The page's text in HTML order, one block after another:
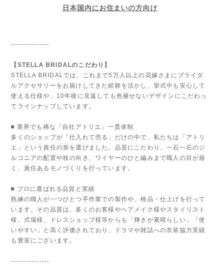
日本国内にお住まいの方向け
---------------
【STELLA BRIDALのこだわり】
STELLA BRIDALでは、これまで5万人以上の花嫁さまにブライダ
ルアクセサリーをお届けしてきた経験を活かし、挙式中も安心して
使える仕様や、10年後に見返しても色褪せないデザインにこだわっ
てラインナップしています。
■ 業界でも稀な「自社アトリエ」一貫体制
多くのショップが「仕入れて売る」だけの中で、私たちは「アトリ
エ」という責任の形を選びました。品質にこだわり、一石一石のジ
ルコニアの配置や枝の向き、ワイヤーのひと編みまで職人の目が届
く、責任あるモノづくりを行っています。
■ プロに選ばれる品質と実績
熟練の職人が一つひとつ手作業での製作や、検品・仕上げを行って
います。その品質は、多くのお客様やヘアメイク様やスタイリスト
様、式場様、ドレスショップ様等からも「輝きが素晴らしい」「使
いやすい」と高く評価されており、ドラマや雑誌への衣装協力実績
も豊富にございます。
---------------